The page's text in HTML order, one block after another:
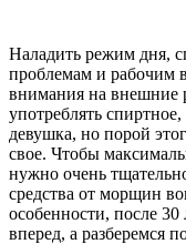
Наладить режим дня,
проблемам и рабочим
внимания на внешние
употреблять
девушка, но порой
свое. Чтобы
нужно очень
средства от морщин
особенности, после 30
вперед, а разберемся